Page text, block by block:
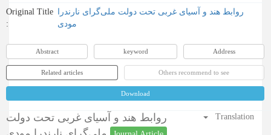
Original Title
:
روابط هند و آسیای غربی تحت دولت ملی‌گرای نارندرا
مودی
Abstract keyword Address
Related articles Others recommend to see
Download
روابط هند و آسیای غربی تحت دولت
Translation